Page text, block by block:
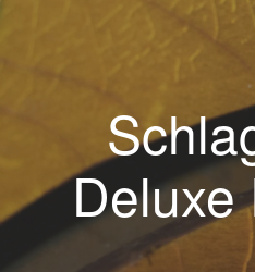
Deluxe